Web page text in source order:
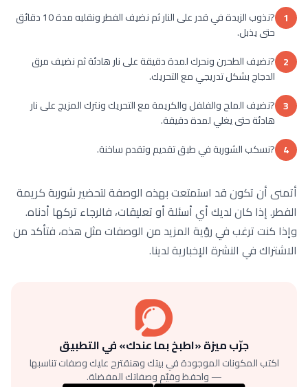
1
?نذوب الزبدة في قدر على النار ثم نضيف الفطر ونقلبه مدة 10 دقائق
حتى يذبل.
2 ?نضيف الطحين ونحرك لمدة دقيقة على نار هادئة ثم نضيف مرق
الدجاج بشكل تدريجي مع التحريك.
3 ?نضيف الملح والفلفل والكريمة مع التحريك ونترك المزيج على نار
هادئة حتى يغلي لمدة دقيقة.
4 ?نسكب الشوربة في طبق تقديم وتقدم ساخنة.
أتمنى أن تكون قد استمتعت بهذه الوصفة لتحضير شوربة كريمة
الفطر. إذا كان لديك أي أسئلة أو تعليقات، فالرجاء تركها أدناه.
وإذا كنت ترغب في رؤية المزيد من الوصفات مثل هذه، فتأكد من
الاشتراك في النشرة الإخبارية لدينا.
جرّب ميزة «اطبخ بما عندك» في التطبيق
اكتب المكونات الموجودة في بيتك وهنقترح عليك وصفات تناسبها
— واحفظ وقيّم وصفاتك المفضلة.